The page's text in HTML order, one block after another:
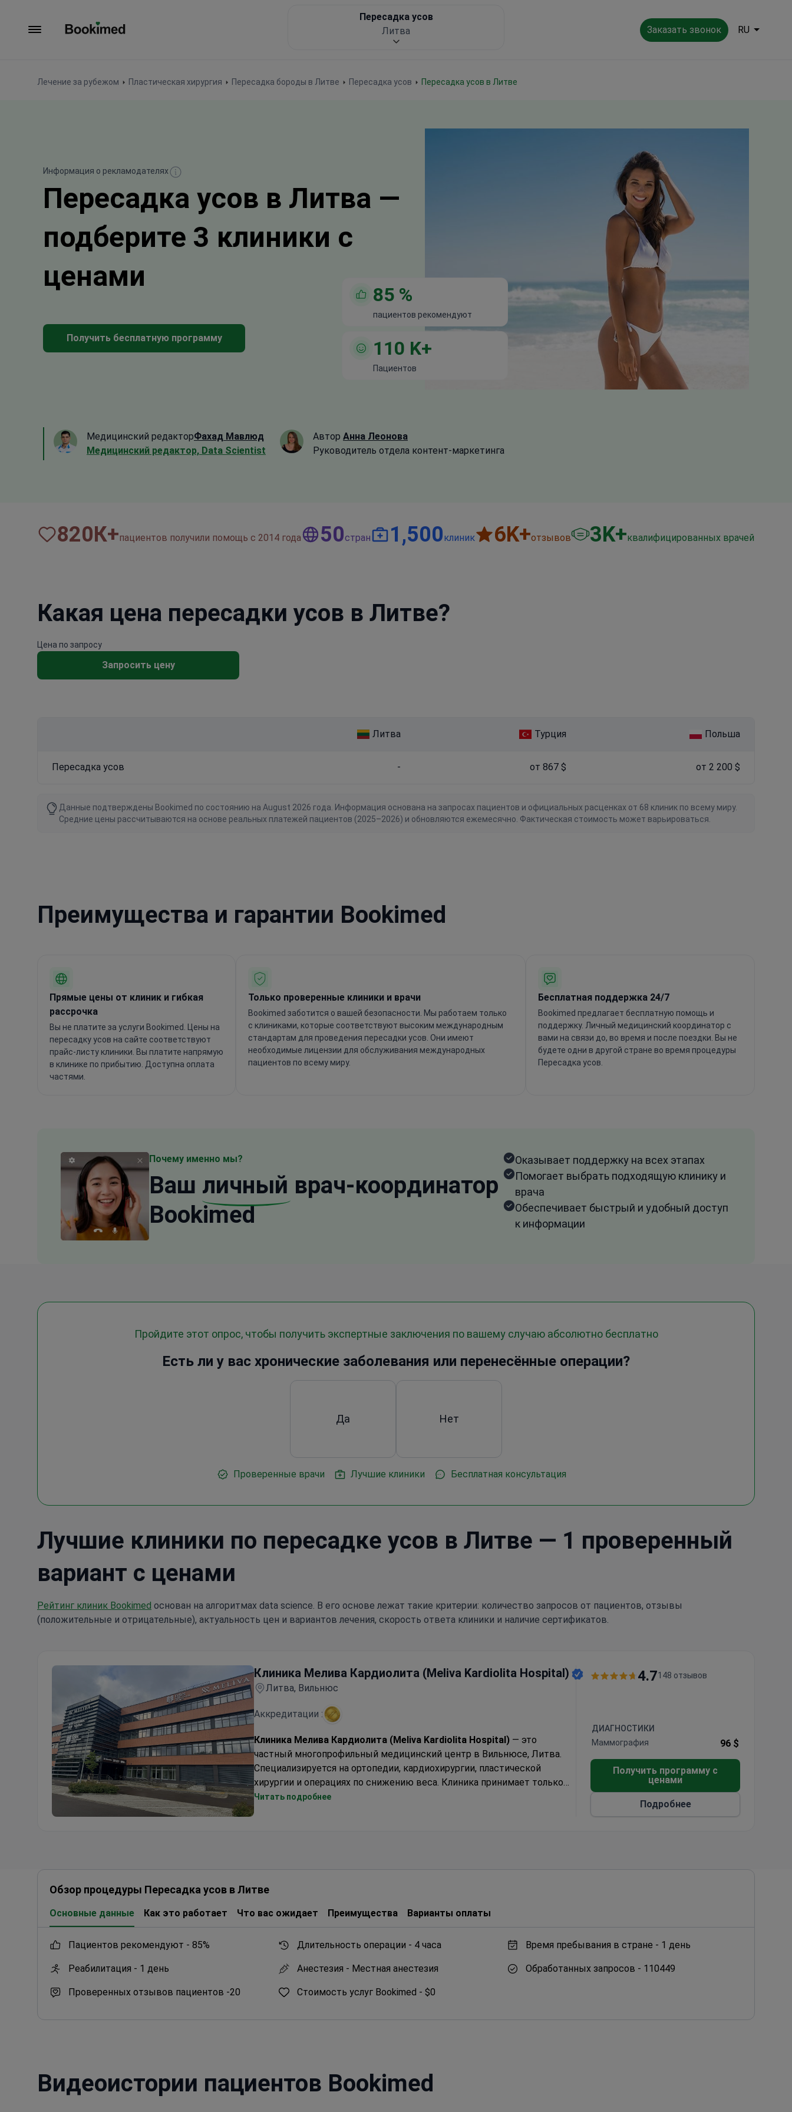
Заказать звонок RU
Лечение за рубежом Пластическая хирургия Пересадка бороды в Литве Пересадка усов Пересадка усов в Литве
Пересадка усов
Литва
Информация о рекламодателях
Пересадка усов в Литва —
подберите 3 клиники с
ценами
Получить бесплатную программу
85 %
пациентов рекомендуют
110 K+
Пациентов
Медицинский редакторФахад Мавлюд
Медицинский редактор, Data Scientist
Автор Анна Леонова
Руководитель отдела контент-маркетинга
820К+пациентов получили помощь с 2014 года 50стран 1,500клиник 6K+отзывов 3K+квалифицированных врачей
Какая цена пересадки усов в Литве?
Цена по запросу
Запросить цену
Литва Турция Польша
Пересадка усов - от 867 $ от 2 200 $
Данные подтверждены Bookimed по состоянию на August 2026 года. Информация основана на запросах пациентов и официальных расценках от 68 клиник по всему миру.
Средние цены рассчитываются на основе реальных платежей пациентов (2025–2026) и обновляются ежемесячно. Фактическая стоимость может варьироваться.
Преимущества и гарантии Bookimed
Прямые цены от клиник и гибкая
рассрочка
Вы не платите за услуги Bookimed. Цены на
пересадку усов на сайте соответствуют
прайс-листу клиники. Вы платите напрямую
в клинике по прибытию. Доступна оплата
частями.
Только проверенные клиники и врачи
Bookimed заботится о вашей безопасности. Мы работаем только
с клиниками, которые соответствуют высоким международным
стандартам для проведения пересадки усов. Они имеют
необходимые лицензии для обслуживания международных
пациентов по всему миру.
Бесплатная поддержка 24/7
Bookimed предлагает бесплатную помощь и
поддержку. Личный медицинский координатор с
вами на связи до, во время и после поездки. Вы не
будете одни в другой стране во время процедуры
Пересадка усов.
Почему именно мы?
Ваш личный врач-координатор
Bookimed
Оказывает поддержку на всех этапах
Помогает выбрать подходящую клинику и
врача
Обеспечивает быстрый и удобный доступ
к информации
Пройдите этот опрос, чтобы получить экспертные заключения по вашему случаю абсолютно бесплатно
Есть ли у вас хронические заболевания или перенесённые операции?
Да Нет
Проверенные врачи Лучшие клиники Бесплатная консультация
Лучшие клиники по пересадке усов в Литве — 1 проверенный
вариант с ценами
Рейтинг клиник Bookimed основан на алгоритмах data science. В его основе лежат такие критерии: количество запросов от пациентов, отзывы
(положительные и отрицательные), актуальность цен и вариантов лечения, скорость ответа клиники и наличие сертификатов.
Клиника Мелива Кардиолита (Meliva Kardiolita Hospital)
Литва, Вильнюс
Аккредитации :
Клиника Мелива Кардиолита (Meliva Kardiolita Hospital) — это
частный многопрофильный медицинский центр в Вильнюсе, Литва.
Специализируется на ортопедии, кардиохирургии, пластической
хирургии и операциях по снижению веса. Клиника принимает только
взрослых пациентов (около 298 000 человек в год). Большинство
Читать подробнее
4.7148 отзывов
ДИАГНОСТИКИ
Маммография
96 $
Получить программу с
ценами
Подробнее
Обзор процедуры Пересадка усов в Литве
Основные данные Как это работает Что вас ожидает Преимущества Варианты оплаты
пациентов рекомендуют - 85% Длительность операции - 4 часа Время пребывания в стране - 1 день
Реабилитация - 1 день Анестезия - Местная анестезия Обработанных запросов - 110449
Проверенных отзывов пациентов -20 Стоимость услуг Bookimed - $0
Видеоистории пациентов Bookimed